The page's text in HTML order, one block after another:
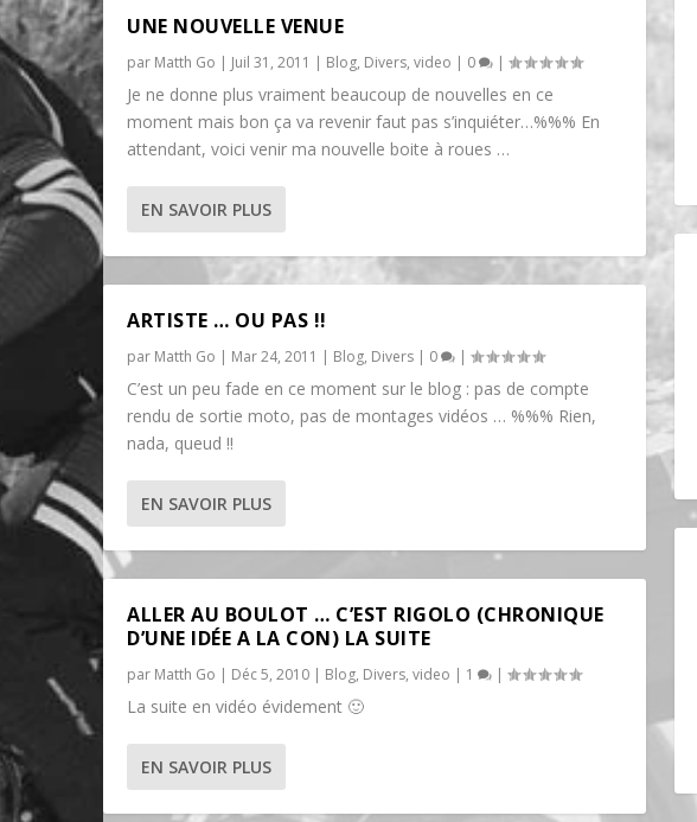
UNE NOUVELLE VENUE
par Matth Go | Juil 31, 2011 | Blog, Divers,video | 0 |
Je ne donne plus vraiment beaucoup de nouvelles en ce
moment mais bon ça va revenir faut pas s’inquiéter…%%% En
attendant, voici venir ma nouvelle boite à roues …
EN SAVOIR PLUS
ARTISTE … OU PAS !!
par Matth Go | Mar 24, 2011 | Blog, Divers | 0 |
C’est un peu fade en ce moment sur le blog : pas de compte
rendu de sortie moto, pas de montages vidéos … %%% Rien,
nada, queud !!
EN SAVOIR PLUS
ALLER AU BOULOT … C’EST RIGOLO (CHRONIQUE
D’UNE IDÉE A LA CON) LA SUITE
par Matth Go | Déc 5, 2010 | Blog, Divers,video | 1 |
La suite en vidéo évidement 🙂
EN SAVOIR PLUS